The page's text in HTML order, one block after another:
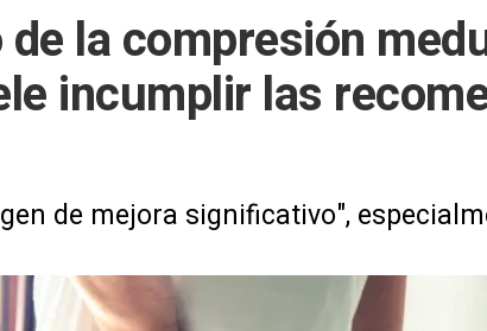
la compresión
incumplir las
de mejora significativo",